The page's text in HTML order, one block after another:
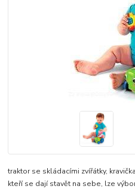
traktor se skládacími zvířátky,
kteří se dají stavět na sebe, lze